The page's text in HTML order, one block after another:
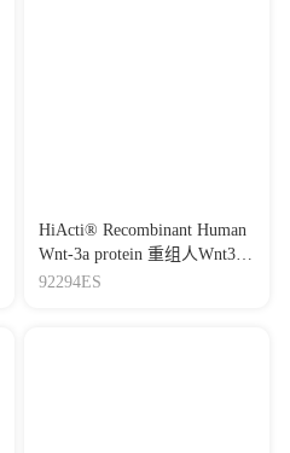
HiActi® Recombinant Human
Wnt-3a protein 重组人Wnt3a
蛋白（液体）
92294ES